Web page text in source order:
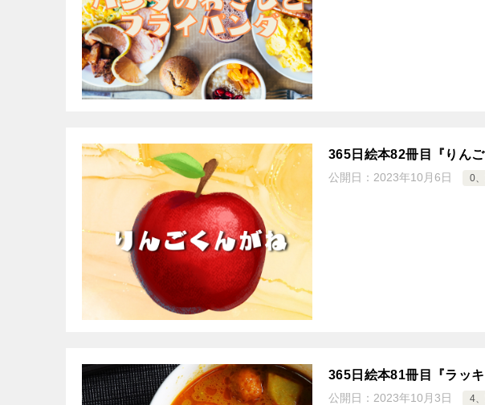
365日絵本82冊目『りん
公開日： 2023年10月6日 0
365日絵本81冊目『ラッ
公開日： 2023年10月3日 4